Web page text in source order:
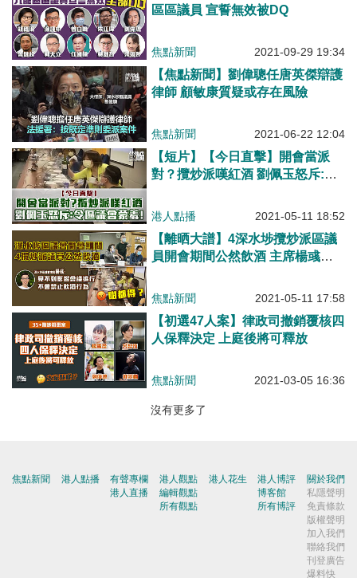
區區議員 宣誓無效被DQ
焦點新聞 2021-09-29 19:34
【焦點新聞】劉偉聰任唐英傑辯護
律師 顧敏康質疑或存在風險
焦點新聞 2021-06-22 12:04
【短片】【今日直擊】開會當派
對？攬炒派嘆紅酒 劉佩玉怒斥:令
港人點播 2021-05-11 18:52
【離晒大譜】4深水埗攬炒派區議
員開會期間公然飲酒 主席楊彧包
不會禁止
焦點新聞 2021-05-11 17:58
【初選47人案】律政司撤銷覆核四
人保釋決定 上庭後將可釋放
焦點新聞 2021-03-05 16:36
沒有更多了
焦點新聞 港人點播
有聲專欄
港人直播
港人觀點
編輯觀點
所有觀點
港人花生
港人博評
博客館
所有博評
關於我們
私隱聲明
免責條款
版權聲明
加入我們
聯絡我們
刊登廣告
爆料快